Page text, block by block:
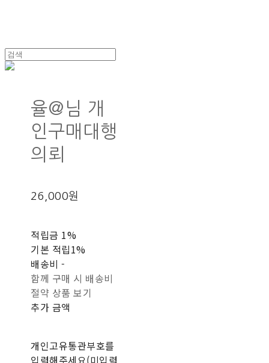
율@님 개
인구매대행
의뢰
26,000원
적립금 1%
기본 적립1%
배송비-
함께 구매 시 배송비
절약 상품 보기
추가 금액
개인고유통관부호를
입력해주세요(미입력